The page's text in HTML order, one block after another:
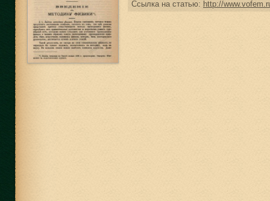
Ссылка на статью: http://